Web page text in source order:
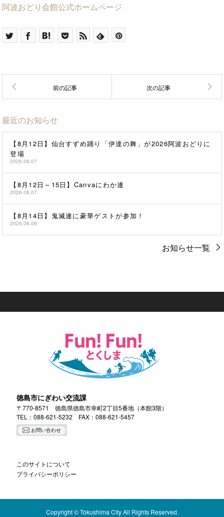
阿波おどり会館公式ホームページ
最近のお知らせ
【8月12日】仙台すずめ踊り「伊達の舞」が2026阿波おどりに
登場
2026.08.07
【8月12日～15日】Canvaにわか連
2026.08.07
【8月14日】鬼滅連に豪華ゲストが参加！
2026.08.06
お知らせ一覧
徳島市にぎわい交流課
〒770-8571 徳島県徳島市幸町2丁目5番地（本館3階）
TEL：088-621-5232 FAX：088-621-5457
お問い合わせ
このサイトについて
プライバシーポリシー
Copyright © Tokushima City All Rights Reserved.